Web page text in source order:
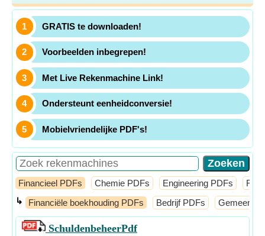
GRATIS te downloaden!
Voorbeelden inbegrepen!
Met Live Rekenmachine Link!
Ondersteunt eenheidconversie!
Mobielvriendelijke PDF's!
Financieel PDFs Chemie PDFs Engineering PDFs
↳ Financiële boekhouding PDFs Bedrijf PDFs
SchuldenbeheerPdf